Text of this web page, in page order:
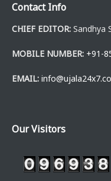
Contact Info
CHIEF EDITOR: Sandhya
MOBILE NUMBER: +91-
EMAIL:
Our Visitors